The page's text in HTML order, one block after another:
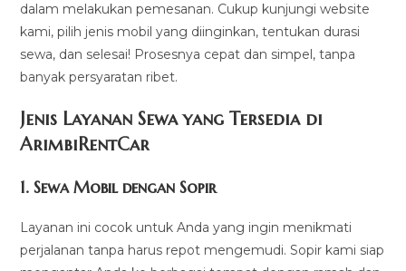
dalam melakukan pemesanan. Cukup kunjungi website
kami, pilih jenis mobil yang diinginkan, tentukan durasi
sewa, dan selesai! Prosesnya cepat dan simpel, tanpa
banyak persyaratan ribet.
Jenis Layanan Sewa yang Tersedia di
ArimbiRentCar
1.Sewa Mobil dengan Sopir
Layanan ini cocok untuk Anda yang ingin menikmati
perjalanan tanpa harus repot mengemudi. Sopir kami siap